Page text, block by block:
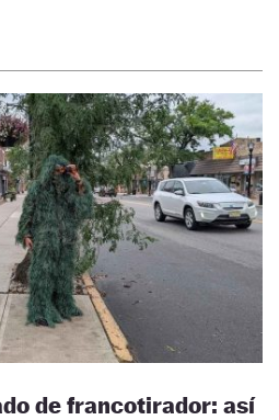
de francotirador: así